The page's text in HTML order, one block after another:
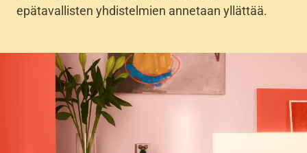
epätavallisten yhdistelmien annetaan yllättää.